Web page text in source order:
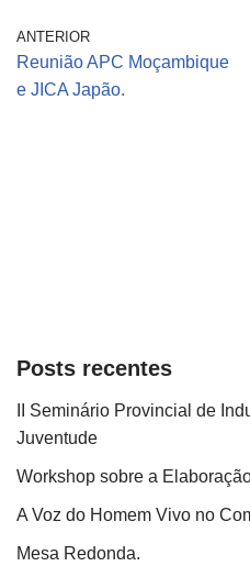
ANTERIOR
Reunião APC Moçambique
e JICA Japão.
Posts recentes
II Seminário Provincial de
Juventude
Workshop sobre a
A Voz do Homem Vivo no
Mesa Redonda.